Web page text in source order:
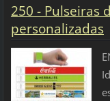
250 - Pulseiras
personalizadas